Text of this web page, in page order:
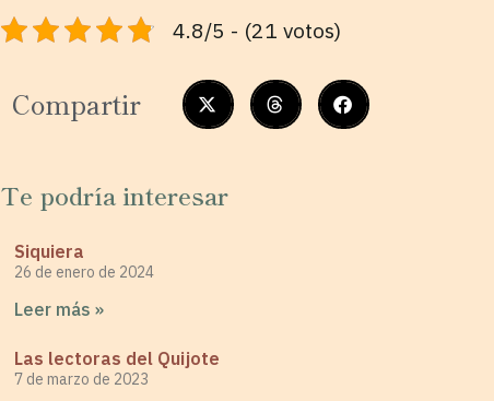
4.8/5 - (21 votos)
Compartir
Te podría interesar
Siquiera
26 de enero de 2024
Leer más »
Las lectoras del Quijote
7 de marzo de 2023